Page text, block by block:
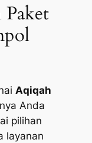
Aqiqah
Anda
pilihan
layanan